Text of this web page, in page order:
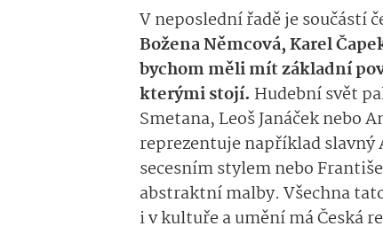
V neposlední řadě je součástí
Božena Němcová, Karel
bychom měli mít základní
kterými stojí. Hudební svět
Smetana, Leoš Janáček nebo
reprezentuje například slavný
secesním stylem nebo
abstraktní malby. Všechna
i v kultuře a umění má Česká